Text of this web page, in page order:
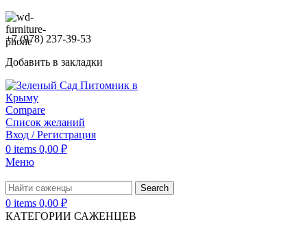
+7 (978) 237-39-53
Добавить в закладки
Compare
Список желаний
Вход / Регистрация
0 items 0,00 ₽
Меню
Search
0 items 0,00 ₽
КАТЕГОРИИ САЖЕНЦЕВ